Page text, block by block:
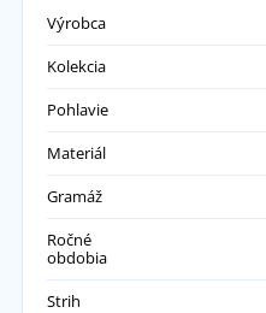
Po prvej objednávke
odporúčam.
přidáno 11.04.2024
Vlaďka
Skvelé tričko. Pekne
veľkosť 40 a M je mi
Výrobca
Kolekcia
Pohlavie
Materiál
Gramáž
Ročné
obdobia
Strih